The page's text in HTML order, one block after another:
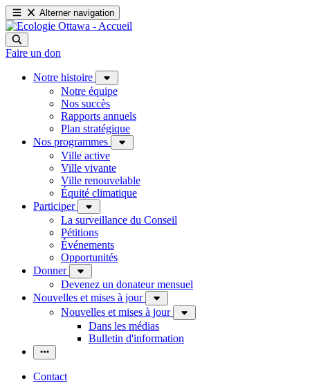
Alterner navigation
Faire un don
Notre histoire
Notre équipe
Nos succès
Rapports annuels
Plan stratégique
Nos programmes
Ville active
Ville vivante
Ville renouvelable
Équité climatique
Participer
La surveillance du Conseil
Pétitions
Événements
Opportunités
Donner
Devenez un donateur mensuel
Nouvelles et mises à jour
Nouvelles et mises à jour
Dans les médias
Bulletin d'information
Contact